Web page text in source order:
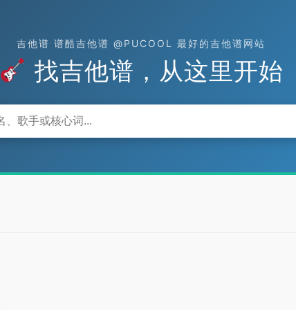
吉他谱 谱酷吉他谱 @PUCOOL 最好的吉他谱网站
找吉他谱，从这里开始